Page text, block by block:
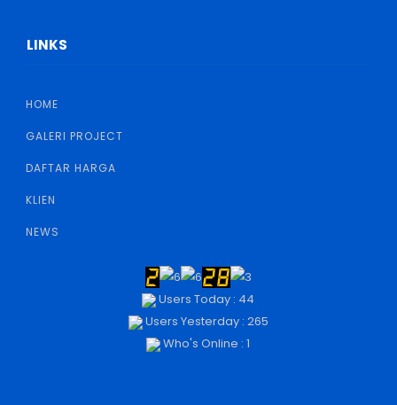
LINKS
HOME
GALERI PROJECT
DAFTAR HARGA
KLIEN
NEWS
Users Today : 44
Users Yesterday : 265
Who's Online : 1